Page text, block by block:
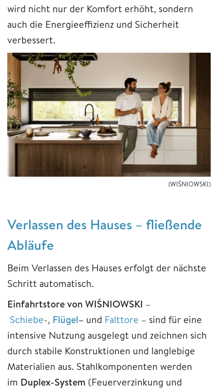
wird nicht nur der Komfort erhöht, sondern
auch die Energieeffizienz und Sicherheit
verbessert.
(WIŚNIOWSKI)
Verlassen des Hauses – fließende
Abläufe
Beim Verlassen des Hauses erfolgt der nächste
Schritt automatisch.
Einfahrtstore von WIŚNIOWSKI –
Schiebe-, Flügel– und Falttore – sind für eine
intensive Nutzung ausgelegt und zeichnen sich
durch stabile Konstruktionen und langlebige
Materialien aus. Stahlkomponenten werden
im Duplex-System (Feuerverzinkung und